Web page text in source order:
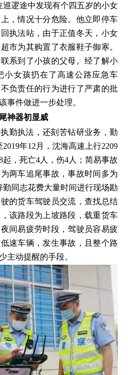
巡逻途中发现有个四五岁的小女
，情况十分危险。他立即停车
执法站，由于正值冬天，小女
市为其购置了衣服鞋子御寒。
系到了小孩的父母。经了解小
小女孩扔在了高速公路应急车
负责任的行为进行了严肃的批
事件做进一步处理。
神器初显威
勤执法，还刻苦钻研业务，勤
年12月，沈海高速上行2209
，死亡4人，伤4人；简易事故
两车追尾事故，事故时间多为
同志花费大量时间进行现场勘
的货车驾驶员交流，查找总结
该路段为上坡路段，载重货车
间易疲劳时段，驾驶员容易疲
速车辆，发生事故，且整个路
主动提醒的手段。